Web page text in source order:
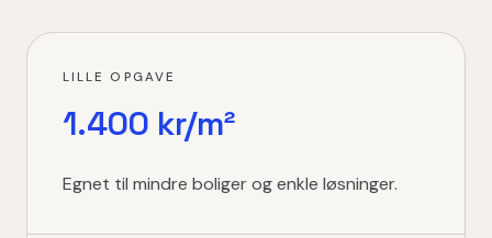
LILLE OPGAVE
1.400 kr/m²
Egnet til mindre boliger og enkle løsninger.